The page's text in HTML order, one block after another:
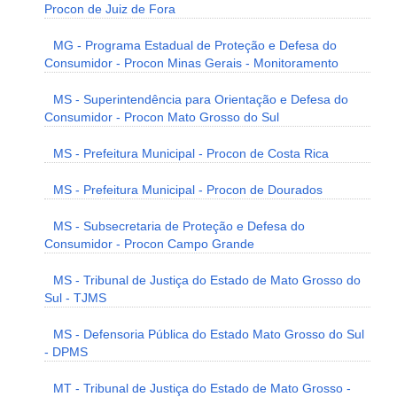
Procon de Juiz de Fora
MG - Programa Estadual de Proteção e Defesa do
Consumidor - Procon Minas Gerais - Monitoramento
MS - Superintendência para Orientação e Defesa do
Consumidor - Procon Mato Grosso do Sul
MS - Prefeitura Municipal - Procon de Costa Rica
MS - Prefeitura Municipal - Procon de Dourados
MS - Subsecretaria de Proteção e Defesa do
Consumidor - Procon Campo Grande
MS - Tribunal de Justiça do Estado de Mato Grosso do
Sul - TJMS
MS - Defensoria Pública do Estado Mato Grosso do Sul
- DPMS
MT - Tribunal de Justiça do Estado de Mato Grosso -